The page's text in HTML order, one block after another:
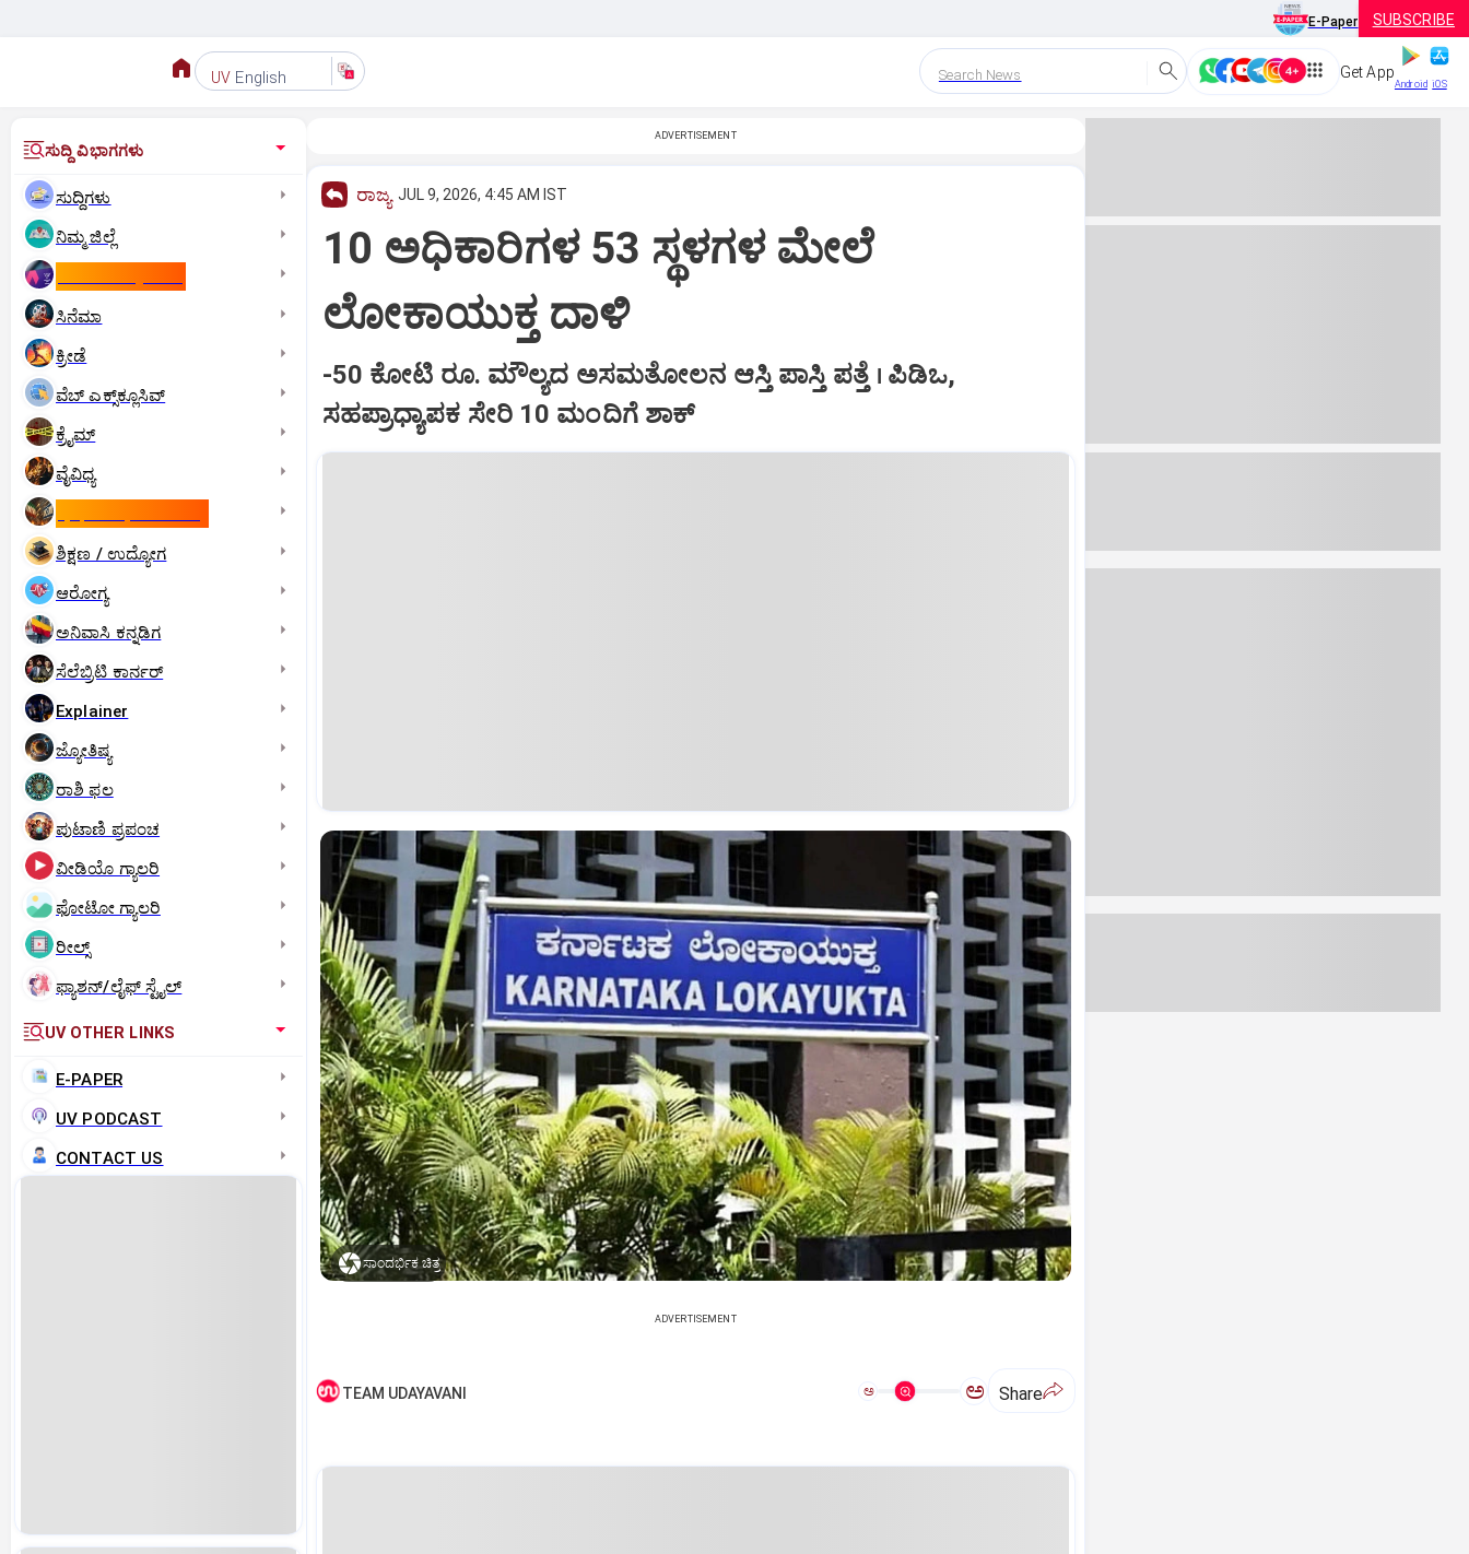
E-Paper SUBSCRIBE
UV English Search News Get App
Android iOS
ಸುದ್ದಿ ವಿಭಾಗಗಳು
ಸುದ್ದಿಗಳು
ನಿಮ್ಮ ಜಿಲ್ಲೆ
ಸಿನೆಮಾ
ಕ್ರೀಡೆ
ವೆಬ್ ಎಕ್ಸ್‌ಕ್ಲೂಸಿವ್
ಕ್ರೈಮ್
ವೈವಿಧ್ಯ
ಶಿಕ್ಷಣ / ಉದ್ಯೋಗ
ಆರೋಗ್ಯ
ಅನಿವಾಸಿ ಕನ್ನಡಿಗ
ಸೆಲೆಬ್ರಿಟಿ ಕಾರ್ನರ್‌
Explainer
ಜ್ಯೋತಿಷ್ಯ
ರಾಶಿ ಫಲ
ಪುಟಾಣಿ ಪ್ರಪಂಚ
ವೀಡಿಯೊ ಗ್ಯಾಲರಿ
ಫೋಟೋ ಗ್ಯಾಲರಿ
ರೀಲ್ಸ್
ಫ್ಯಾಶನ್/ಲೈಫ್‌ ಸ್ಟೈಲ್
UV OTHER LINKS
E-PAPER
UV PODCAST
CONTACT US
ADVERTISEMENT
ರಾಜ್ಯ JUL 9, 2026, 4:45 AM IST
10 ಅಧಿಕಾರಿಗಳ 53 ಸ್ಥಳಗಳ ಮೇಲೆ
ಲೋಕಾಯುಕ್ತ ದಾಳಿ
-50 ಕೋಟಿ ರೂ. ಮೌಲ್ಯದ ಅಸಮತೋಲನ ಆಸ್ತಿ ಪಾಸ್ತಿ ಪತ್ತೆ । ಪಿಡಿಒ,
ಸಹಪ್ರಾಧ್ಯಾಪಕ ಸೇರಿ 10 ಮಂದಿಗೆ ಶಾಕ್‌
ಸಾಂದರ್ಭಿಕ ಚಿತ್ರ
ADVERTISEMENT
TEAM UDAYAVANI ಅ ಅ Share